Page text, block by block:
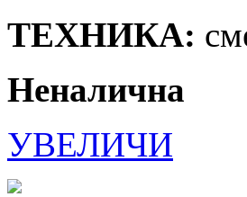
ТЕХНИКА:
Неналична
УВЕЛИЧИ